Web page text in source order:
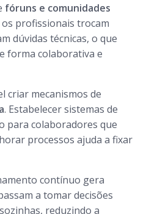
fóruns e comunidades
os profissionais trocam
dúvidas técnicas, o que
forma colaborativa e
criar mecanismos de
. Estabelecer sistemas de
para colaboradores que
processos ajuda a fixar
contínuo gera
a tomar decisões
reduzindo a